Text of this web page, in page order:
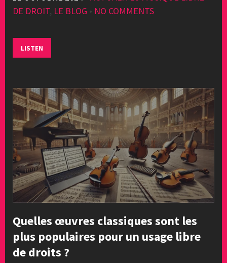
DE DROIT, LE BLOG • NO COMMENTS
LISTEN
Quelles œuvres classiques sont les
plus populaires pour un usage libre
de droits ?